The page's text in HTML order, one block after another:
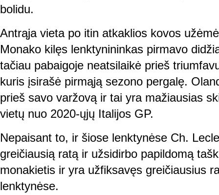
bolidu.
Antrąja vieta po itin atkaklios kovos
Monako kilęs lenktynininkas pirmavo
tačiau pabaigoje neatsilaikė prieš
kuris įsirašė pirmąją sezono pergalę.
prieš savo varžovą ir tai yra mažiausias
vietų nuo 2020-ųjų Italijos GP.
Nepaisant to, ir šiose lenktynėse Ch.
greičiausią ratą ir užsidirbo papildomą
monakietis ir yra užfiksavęs greičiausius
lenktynėse.